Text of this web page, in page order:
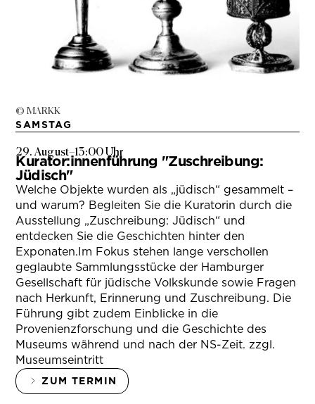
© MARKK
SAMSTAG
29. August–13:00 Uhr
Kurator:innenführung "Zuschreibung:
Jüdisch"
Welche Objekte wurden als „jüdisch“ gesammelt –
und warum? Begleiten Sie die Kuratorin durch die
Ausstellung „Zuschreibung: Jüdisch“ und
entdecken Sie die Geschichten hinter den
Exponaten.Im Fokus stehen lange verschollen
geglaubte Sammlungsstücke der Hamburger
Gesellschaft für jüdische Volkskunde sowie Fragen
nach Herkunft, Erinnerung und Zuschreibung. Die
Führung gibt zudem Einblicke in die
Provenienzforschung und die Geschichte des
Museums während und nach der NS-Zeit. zzgl.
Museumseintritt
ZUM TERMIN